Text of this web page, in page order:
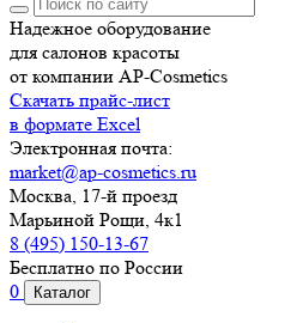
Надежное оборудование
для салонов красоты
от компании AP-Cosmetics
Скачать прайс-лист
в формате Excel
Электронная почта:
market@ap-cosmetics.ru
Москва, 17-й проезд
Марьиной Рощи, 4к1
8 (495) 150-13-67
Бесплатно по России
0
Каталог